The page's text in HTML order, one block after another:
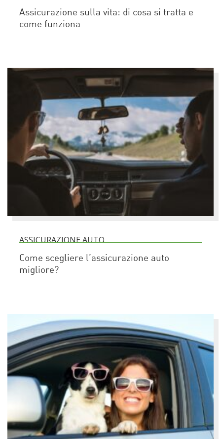
Assicurazione sulla vita: di cosa si tratta e
come funziona
ASSICURAZIONE AUTO
Come scegliere l’assicurazione auto
migliore?